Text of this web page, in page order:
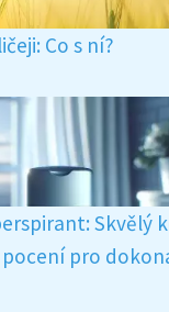
Co s ní?
Skvělý
pro